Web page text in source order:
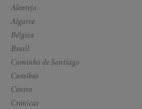
Alentejo
Algarve
Bélgica
Brasil
Caminho de Santiago
Caraíbas
Centro
Crónicas